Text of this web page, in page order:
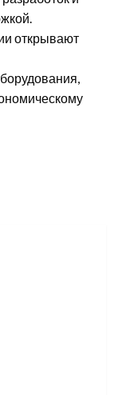
открывают